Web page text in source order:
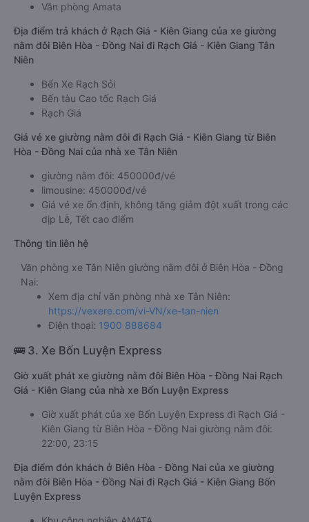
Văn phòng Amata
Địa điểm trả khách ở Rạch Giá - Kiên Giang của xe giường
nằm đôi Biên Hòa - Đồng Nai đi Rạch Giá - Kiên Giang Tân
Niên
Bến Xe Rạch Sỏi
Bến tàu Cao tốc Rạch Giá
Rạch Giá
Giá vé xe giường nằm đôi đi Rạch Giá - Kiên Giang từ Biên
Hòa - Đồng Nai của nhà xe Tân Niên
giường nằm đôi: 450000đ/vé
limousine: 450000đ/vé
Giá vé xe ổn định, không tăng giảm đột xuất trong các
dịp Lễ, Tết cao điểm
Thông tin liên hệ
Văn phòng xe Tân Niên giường nằm đôi ở Biên Hòa - Đồng
Nai:
Xem địa chỉ văn phòng nhà xe Tân Niên:
https://vexere.com/vi-VN/xe-tan-nien
Điện thoại: 1900 888684
🚌 3. Xe Bốn Luyện Express
Giờ xuất phát xe giường nằm đôi Biên Hòa - Đồng Nai Rạch
Giá - Kiên Giang của nhà xe Bốn Luyện Express
Giờ xuất phát của xe Bốn Luyện Express đi Rạch Giá -
Kiên Giang từ Biên Hòa - Đồng Nai giường nằm đôi:
22:00, 23:15
Địa điểm đón khách ở Biên Hòa - Đồng Nai của xe giường
nằm đôi Biên Hòa - Đồng Nai đi Rạch Giá - Kiên Giang Bốn
Luyện Express